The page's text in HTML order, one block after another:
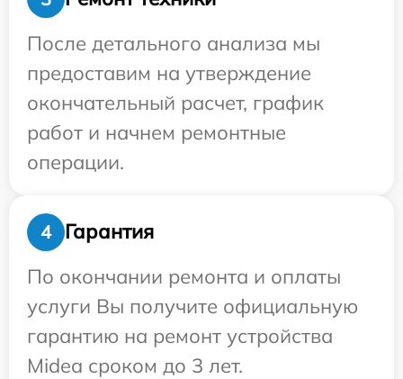
После детального анализа мы
предоставим на утверждение
окончательный расчет, график
работ и начнем ремонтные
операции.
4
Гарантия
По окончании ремонта и оплаты
услуги Вы получите официальную
гарантию на ремонт устройства
Midea сроком до 3 лет.